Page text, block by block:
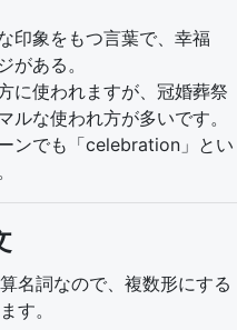
印象をもつ言葉で、幸福
がある。
に使われますが、冠婚葬祭
ルな使われ方が多いです。
ンでも「celebration」とい
名詞なので、複数形にする
す。